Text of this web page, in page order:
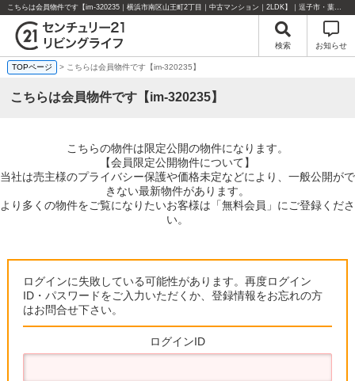
こちらは会員物件です【im-320235｜横浜市南区山王町2丁目｜中古マンション｜2LDK】｜逗子市・葉山町・湘南エリアの不動産のことならセンチュリー21リビングライフにお任せください！
検索 お知らせ
TOPページ > こちらは会員物件です【im-320235】
こちらは会員物件です【im-320235】
こちらの物件は限定公開の物件になります。
【会員限定公開物件について】
当社は売主様のプライバシー保護や価格未定などにより、一般公開がで
きない最新物件があります。
より多くの物件をご覧になりたいお客様は「無料会員」にご登録くださ
い。
ログインに失敗している可能性があります。再度ログイン
ID・パスワードをご入力いただくか、登録情報をお忘れの方
はお問合せ下さい。
ログインID